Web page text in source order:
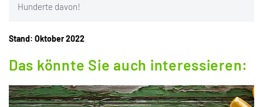
Hunderte davon!
Stand: Oktober 2022
Das könnte Sie auch interessieren: